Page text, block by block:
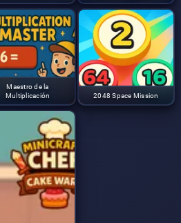
Maestro de la
Multiplicación
2048 Space Mission